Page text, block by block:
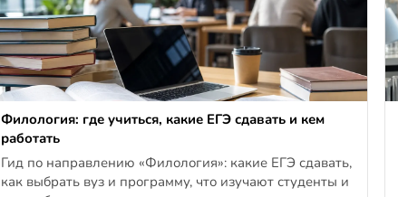
Филология: где учиться, какие ЕГЭ сдавать и кем
работать
Гид по направлению «Филология»: какие ЕГЭ сдавать,
как выбрать вуз и программу, что изучают студенты и